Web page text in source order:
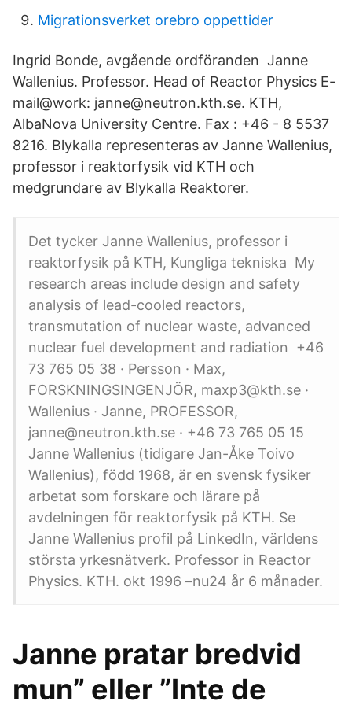
Migrationsverket orebro oppettider
Ingrid Bonde, avgående ordföranden Janne
Wallenius. Professor. Head of Reactor Physics E-
mail@work: janne@neutron.kth.se. KTH,
AlbaNova University Centre. Fax : +46 - 8 5537
8216. Blykalla representeras av Janne Wallenius,
professor i reaktorfysik vid KTH och
medgrundare av Blykalla Reaktorer.
Det tycker Janne Wallenius, professor i
reaktorfysik på KTH, Kungliga tekniska My
research areas include design and safety
analysis of lead-cooled reactors,
transmutation of nuclear waste, advanced
nuclear fuel development and radiation +46
73 765 05 38 · Persson · Max,
FORSKNINGSINGENJÖR, maxp3@kth.se ·
Wallenius · Janne, PROFESSOR,
janne@neutron.kth.se · +46 73 765 05 15
Janne Wallenius (tidigare Jan-Åke Toivo
Wallenius), född 1968, är en svensk fysiker
arbetat som forskare och lärare på
avdelningen för reaktorfysik på KTH. Se
Janne Wallenius profil på LinkedIn, världens
största yrkesnätverk. Professor in Reactor
Physics. KTH. okt 1996 –nu24 år 6 månader.
Janne pratar bredvid
mun” eller ”Inte de